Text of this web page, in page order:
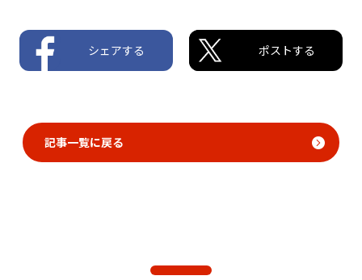
シェアする ポストする
記事一覧に戻る